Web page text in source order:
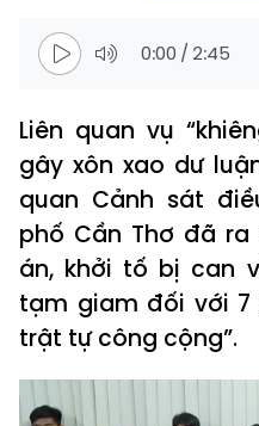
0:00 / 2:45
Liên quan vụ
gây xôn xao dư
quan Cảnh sát
phố Cần Thơ đã
án, khởi tố bị can
tạm giam đối với 7
trật tự công cộng”.